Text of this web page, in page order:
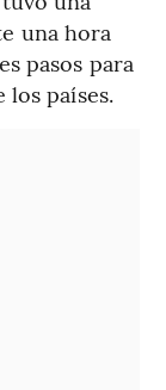
una hora
pasos para
países.